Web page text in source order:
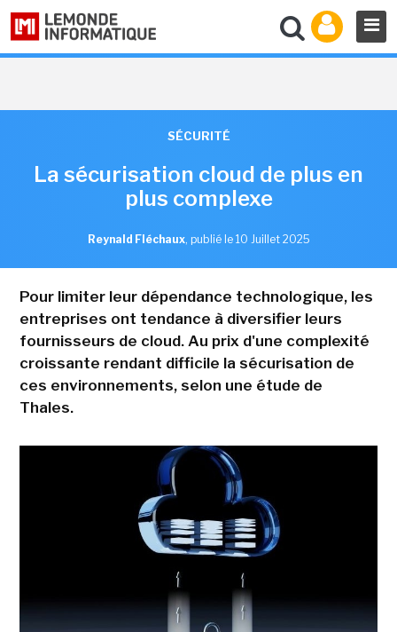
SÉCURITÉ
La sécurisation cloud de plus en
plus complexe
Reynald Fléchaux, publié le 10 Juillet 2025
Pour limiter leur dépendance technologique, les
entreprises ont tendance à diversifier leurs
fournisseurs de cloud. Au prix d'une complexité
croissante rendant difficile la sécurisation de
ces environnements, selon une étude de
Thales.